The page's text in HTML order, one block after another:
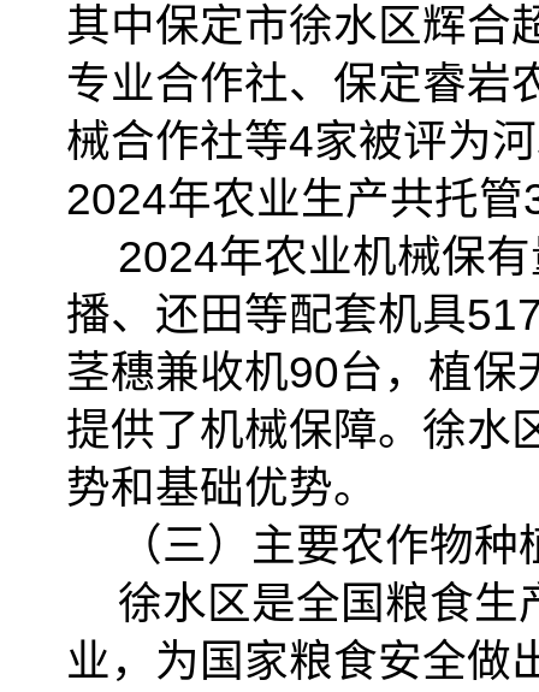
其中保定市徐水区辉合
专业合作社、保定睿岩
械合作社等4家被评为
2024年农业生产共托
2024年农业机械保
播、还田等配套机具
茎穗兼收机90台，植保
提供了机械保障。徐水
势和基础优势。
（三）主要农作物种
徐水区是全国粮食生
业，为国家粮食安全做